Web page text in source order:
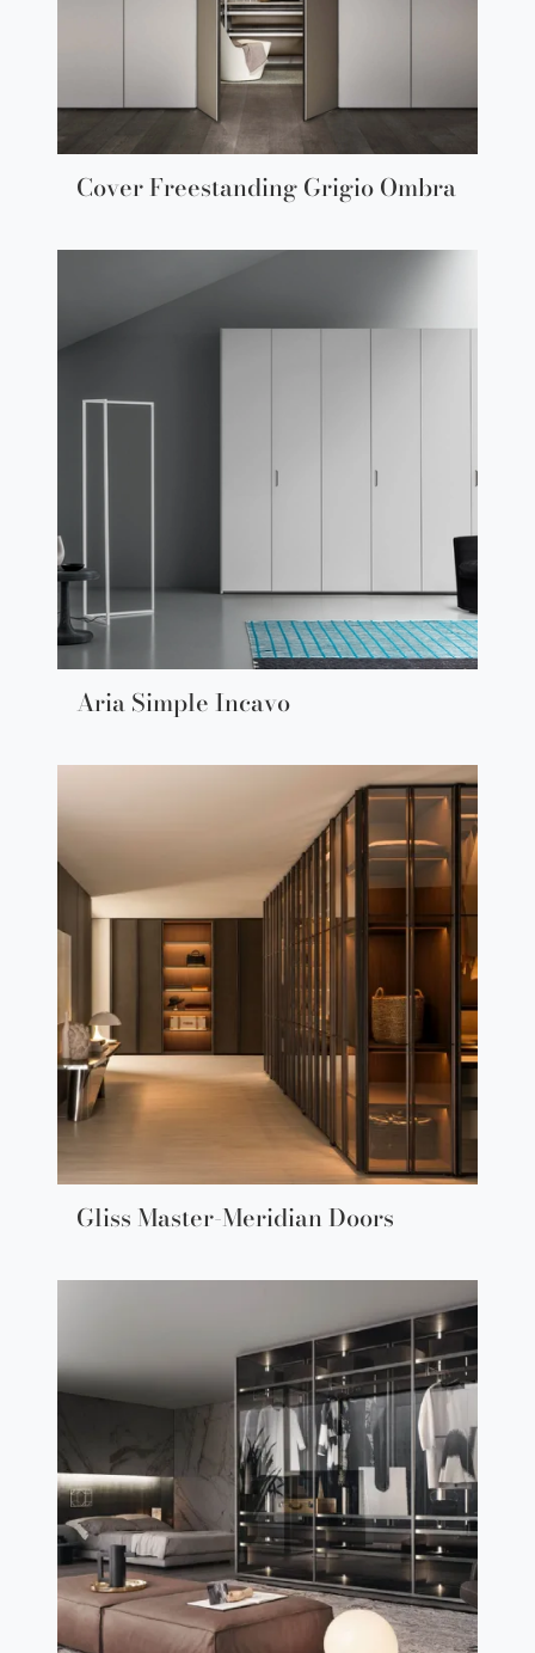
Cover Freestanding Grigio Ombra
Aria Simple Incavo
Gliss Master-Meridian Doors